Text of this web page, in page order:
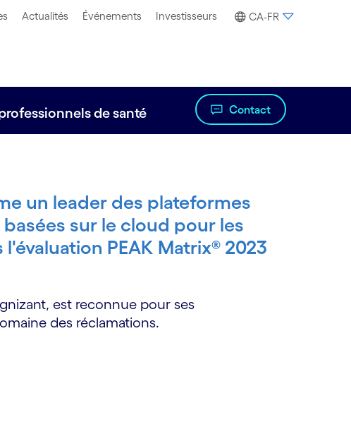
Actualités Événements Investisseurs CA-FR
de santé Contact
un leader des plateformes
sur le cloud pour les
PEAK Matrix® 2023
est reconnue pour ses
des réclamations.